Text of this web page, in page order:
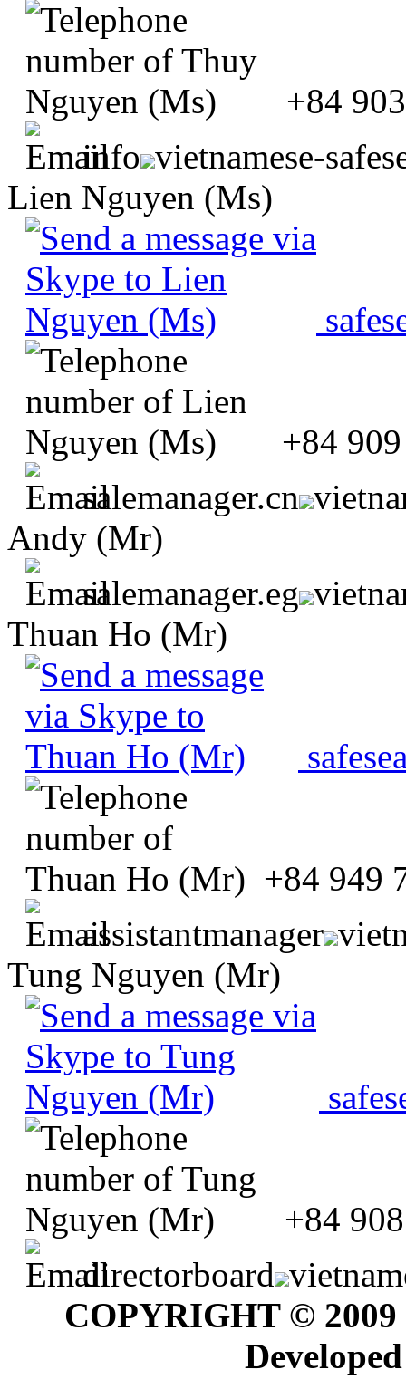
+84
info vietnamese-
Lien Nguyen (Ms)
+84
salemanager.cn
Andy (Mr)
salemanager.eg
Thuan Ho (Mr)
+84 949
assistantmanager
Tung Nguyen (Mr)
+84
directorboard
COPYRIGHT ©